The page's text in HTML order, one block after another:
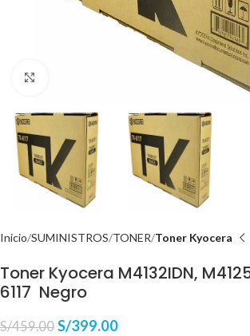
Inicio SUMINISTROS TONER Toner Kyocera
Toner Kyocera M4132IDN,
6117 Negro
S/459.00 S/399.00